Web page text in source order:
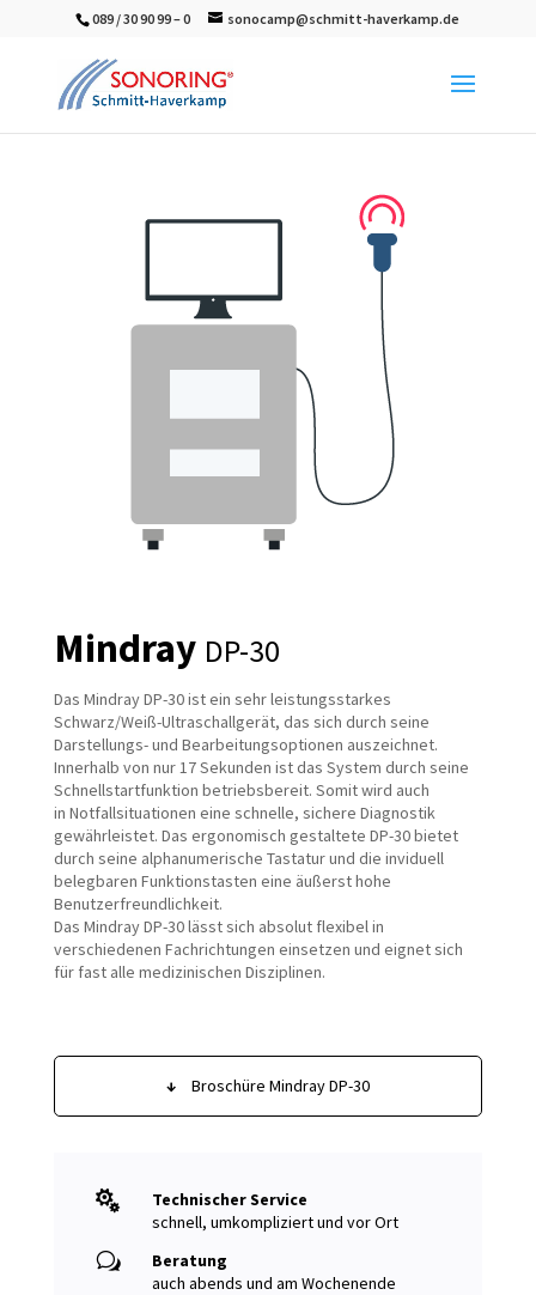
089 / 30 90 99 – 0 sonocamp@schmitt-haverkamp.de
Mindray DP-30
Das Mindray DP-30 ist ein sehr leistungsstarkes
Schwarz/Weiß-Ultraschallgerät, das sich durch seine
Darstellungs- und Bearbeitungsoptionen auszeichnet.
Innerhalb von nur 17 Sekunden ist das System durch seine
Schnellstartfunktion betriebsbereit. Somit wird auch
in Notfallsituationen eine schnelle, sichere Diagnostik
gewährleistet. Das ergonomisch gestaltete DP-30 bietet
durch seine alphanumerische Tastatur und die inviduell
belegbaren Funktionstasten eine äußerst hohe
Benutzerfreundlichkeit.
Das Mindray DP-30 lässt sich absolut flexibel in
verschiedenen Fachrichtungen einsetzen und eignet sich
für fast alle medizinischen Disziplinen.
↓ Broschüre Mindray DP-30

Technischer Service
schnell, umkompliziert und vor Ort
w
Beratung
auch abends und am Wochenende